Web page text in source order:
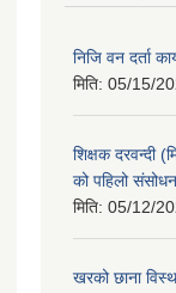
निजि वन दर्ता
मिति: 05/15/
शिक्षक दरवन्दी
को पहिलो संसोधन
मिति: 05/12/
खरको छाना